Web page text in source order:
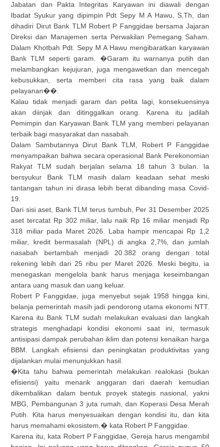
Jabatan dan Pakta Integritas Karyawan ini diawali dengan
Ibadat Syukur yang dipimpin Pdt Sepy M A Hawu, S.Th, dan
dihadiri Dirut Bank TLM Robert P Fanggidae bersama Jajaran
Direksi dan Manajemen serta Perwakilan Pemegang Saham.
Dalam Khotbah Pdt. Sepy M A Hawu mengibaratkan karyawan
Bank TLM seperti garam. �Garam itu warnanya putih dan
melambangkan kejujuran, juga mengawetkan dan mencegah
kebusukkan, serta memberi cita rasa yang baik dalam
pelayanan��.
Kalau tidak menjadi garam dan pelita lagi, konsekuensinya
akan diinjak dan ditinggalkan orang. Karena itu jadilah
Pemimpin dan Karyawan Bank TLM yang memberi pelayanan
terbaik bagi masyarakat dan nasabah.
Dalam Sambutannya Dirut Bank TLM, Robert P Fanggidae
menyampaikan bahwa secara operasional Bank Perekonomian
Rakyat TLM sudah berjalan selama 18 tahun 3 bulan. Ia
bersyukur Bank TLM masih dalam keadaan sehat meski
tantangan tahun ini dirasa lebih berat dibanding masa Covid-
19.
Dari sisi aset, Bank TLM terus tumbuh, Per 31 Desember 2025
aset tercatat Rp 302 miliar, lalu naik Rp 16 miliar menjadi Rp
318 miliar pada Maret 2026. Laba hampir mencapai Rp 1,2
miliar, kredit bermasalah (NPL) di angka 2,7%, dan jumlah
nasabah bertambah menjadi 20.382 orang dengan total
rekening lebih dari 25 ribu per Maret 2026. Meski begitu, ia
menegaskan mengelola bank harus menjaga keseimbangan
antara uang masuk dan uang keluar.
Robert P Fanggidae, juga menyebut sejak 1958 hingga kini,
belanja pemerintah masih jadi pendorong utama ekonomi NTT.
Karena itu Bank TLM sudah melakukan evaluasi dan langkah
strategis menghadapi kondisi ekonomi saat ini, termasuk
antisipasi dampak perubahan iklim dan potensi kenaikan harga
BBM. Langkah efisiensi dan peningkatan produktivitas yang
dijalankan mulai menunjukkan hasil.
�Kita tahu bahwa pemerintah melakukan realokasi (bukan
efisiensi) yaitu menarik anggaran dari daerah kemudian
dikembalikan dalam bentuk proyek stategis nasional, yakni
MBG, Pembangunan 3 juta rumah, dan Koperasi Desa Merah
Putih. Kita harus menyesuaikan dengan kondisi itu, dan kita
harus memahami ekosistem,� kata Robert P Fanggidae.
Karena itu, kata Robert P Fanggidae, Gereja harus mengambil